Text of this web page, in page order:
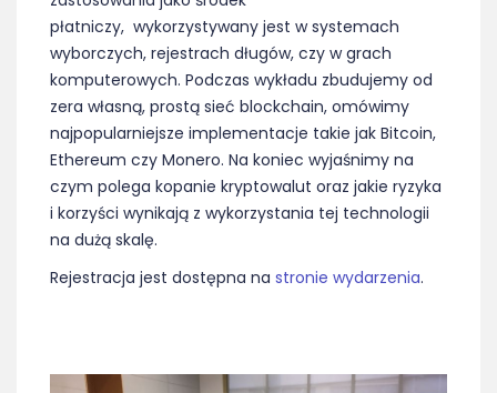
płatniczy, wykorzystywany jest w systemach
wyborczych, rejestrach długów, czy w grach
komputerowych. Podczas wykładu zbudujemy od
zera własną, prostą sieć blockchain, omówimy
najpopularniejsze implementacje takie jak Bitcoin,
Ethereum czy Monero. Na koniec wyjaśnimy na
czym polega kopanie kryptowalut oraz jakie ryzyka
i korzyści wynikają z wykorzystania tej technologii
na dużą skalę.
Rejestracja jest dostępna na stronie wydarzenia.